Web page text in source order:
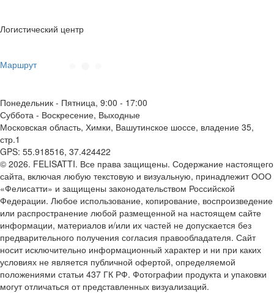
Логистический центр
Маршрут
Понедельник - Пятница, 9:00 - 17:00
Суббота - Воскресение, Выходные
Московская область, Химки, Вашутинское шоссе, владение 35,
стр.1
GPS: 55.918516, 37.424422
© 2026. FELISATTI. Все права защищены. Содержание настоящего
сайта, включая любую текстовую и визуальную, принадлежит ООО
«Фелисатти» и защищены законодательством Российской
Федерации. Любое использование, копирование, воспроизведение
или распространение любой размещенной на настоящем сайте
информации, материалов и/или их частей не допускается без
предварительного получения согласия правообладателя. Сайт
носит исключительно информационный характер и ни при каких
условиях не является публичной офертой, определяемой
положениями статьи 437 ГК РФ. Фотографии продукта и упаковки
могут отличаться от представленных визуализаций.